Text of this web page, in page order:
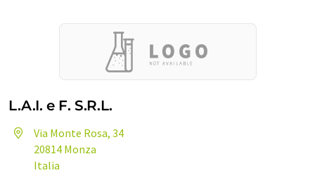
L.A.I. e F. S.R.L.
Via Monte Rosa, 34
20814 Monza
Italia